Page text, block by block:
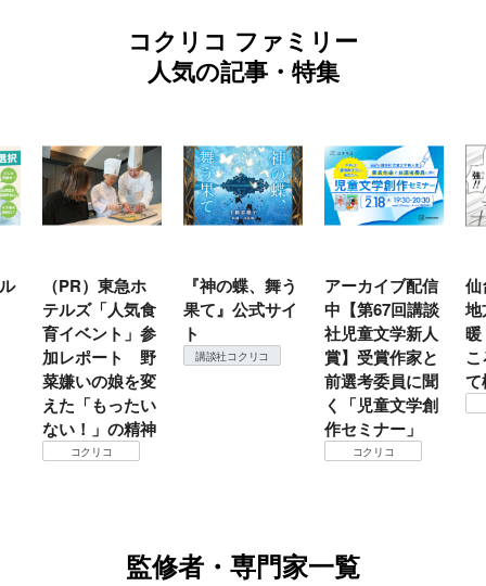
コクリコ ファミリー
人気の記事・特集
（PR）東急ホ
テルズ「人気食
育イベント」参
加レポート 野
菜嫌いの娘を変
えた「もったい
ない！」の精神
コクリコ
『神の蝶、舞う
果て』公式サイ
ト
講談社コクリコ
アーカイブ配信
中【第67回講談
社児童文学新人
賞】受賞作家と
前選考委員に聞
く「児童文学創
作セミナー」
コクリコ
仙
地
て
監修者・専門家一覧